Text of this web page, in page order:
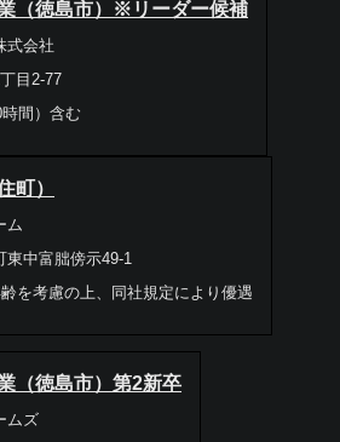
（徳島市）※リーダー候補
式会社
目2-77
間）含む
町）
ム
中富朏傍示49-1
を考慮の上、同社規定により優遇
（徳島市）第2新卒
ムズ